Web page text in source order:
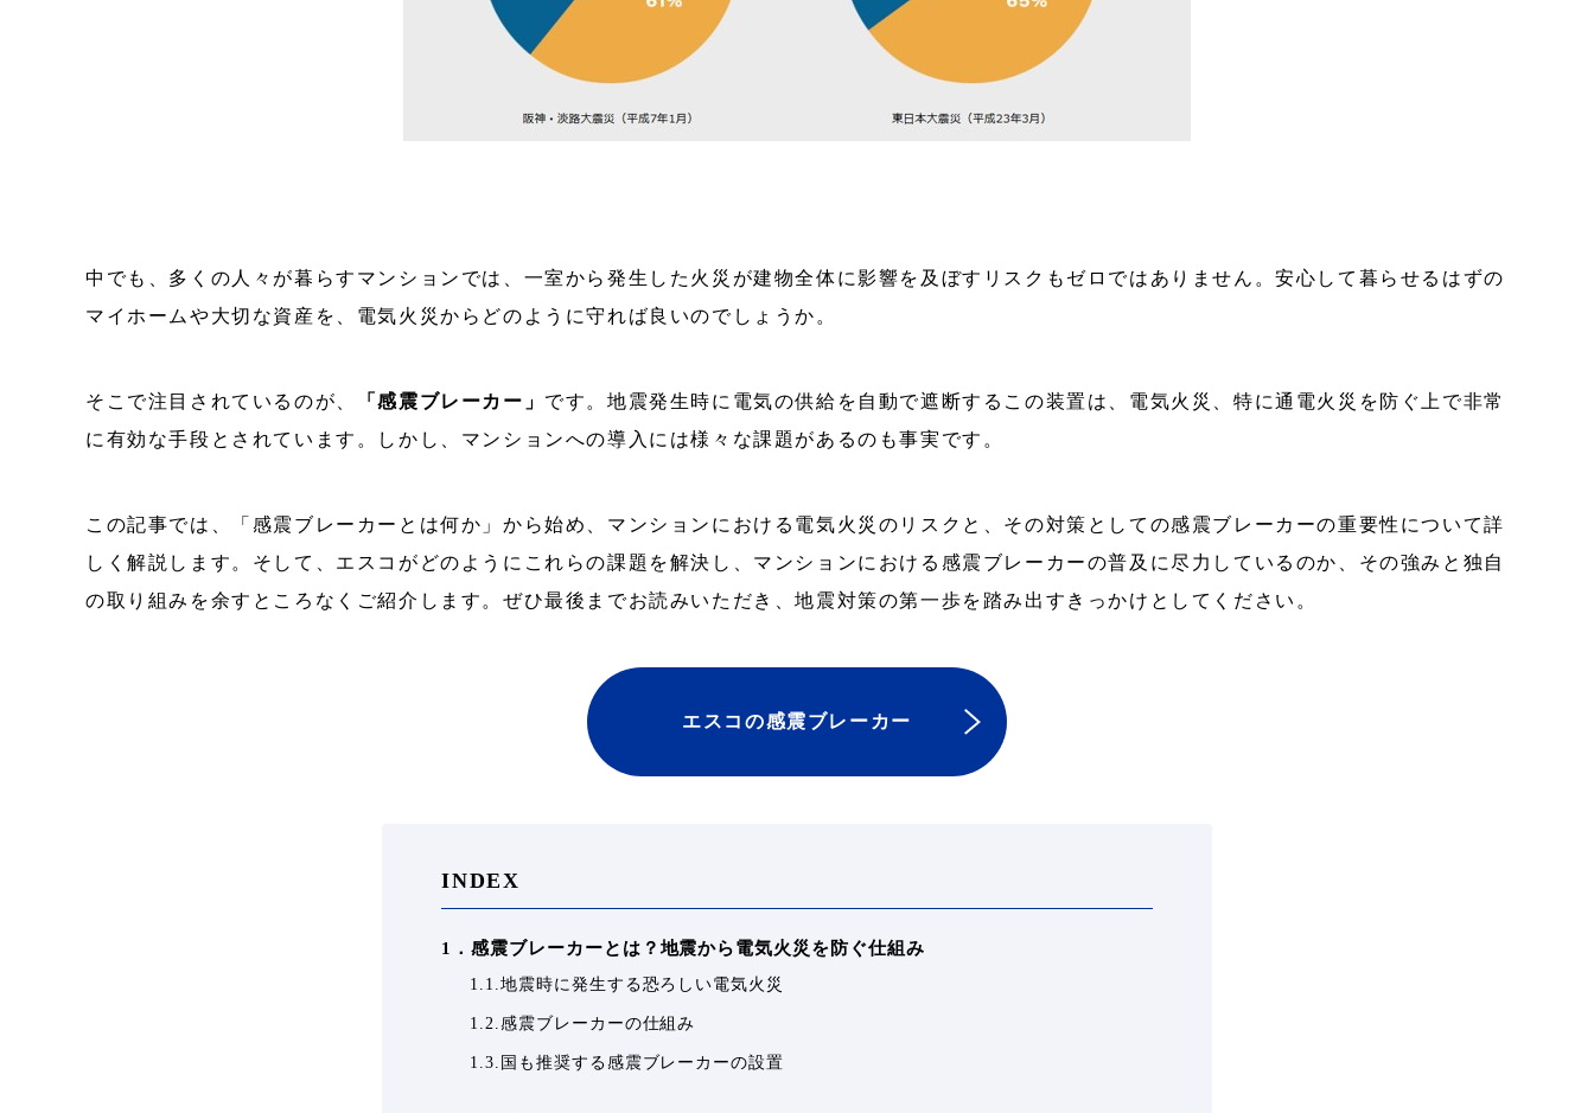
中でも、多くの人々が暮らすマンションでは、一室から発生した火災が建物全体に影響を及ぼすリスクもゼロではありません。安心して暮らせるはずの
マイホームや大切な資産を、電気火災からどのように守れば良いのでしょうか。
そこで注目されているのが、 「感震ブレーカー」 です。地震発生時に電気の供給を自動で遮断するこの装置は、電気火災、特に通電火災を防ぐ上で非常
に有効な手段とされています。しかし、マンションへの導入には様々な課題があるのも事実です。
この記事では、「感震ブレーカーとは何か」から始め、マンションにおける電気火災のリスクと、その対策としての感震ブレーカーの重要性について詳
しく解説します。そして、エスコがどのようにこれらの課題を解決し、マンションにおける感震ブレーカーの普及に尽力しているのか、その強みと独自
の取り組みを余すところなくご紹介します。ぜひ最後までお読みいただき、地震対策の第一歩を踏み出すきっかけとしてください。
エスコの感震ブレーカー
INDEX
1．感震ブレーカーとは？地震から電気火災を防ぐ仕組み
1.1.地震時に発生する恐ろしい電気火災
1.2.感震ブレーカーの仕組み
1.3.国も推奨する感震ブレーカーの設置